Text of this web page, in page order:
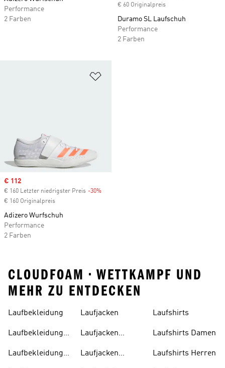
Performance
2 Farben
€ 60 Originalpreis
Duramo SL Laufschuh
Performance
2 Farben
Sale price
€ 112
€ 160 Letzter niedrigster Preis -30%
€ 160 Originalpreis
Adizero Wurfschuh
Performance
2 Farben
CLOUDFOAM • WETTKAMPF UND
MEHR ZU ENTDECKEN
Laufbekleidung
Laufbekleidung
Laufbekleidung
Laufjacken
Laufjacken
Laufjacken
Laufshirts
Laufshirts Damen
Laufshirts Herren